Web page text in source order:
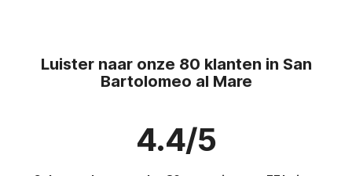
Luister naar onze 80 klanten in San
Bartolomeo al Mare
4.4/5